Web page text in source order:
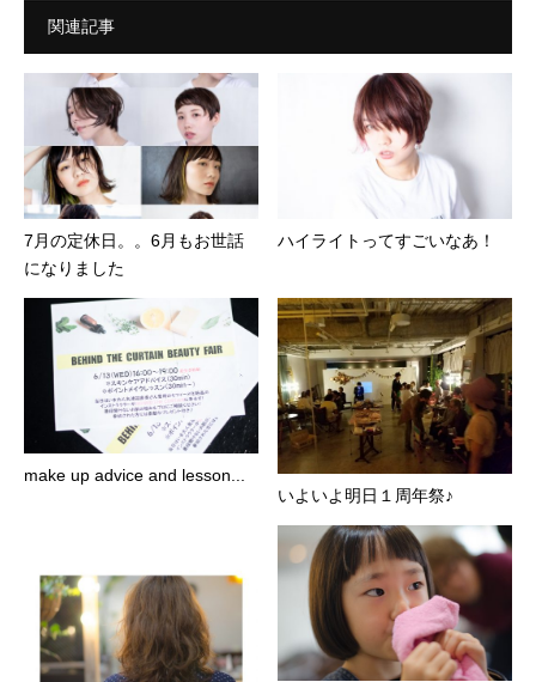
関連記事
7月の定休日。。6月もお世話
になりました
ハイライトってすごいなあ！
make up advice and lesson...
いよいよ明日１周年祭♪